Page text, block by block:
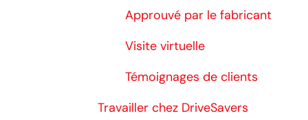
Approuvé par le fabricant
Visite virtuelle
Témoignages de clients
Travailler chez DriveSavers